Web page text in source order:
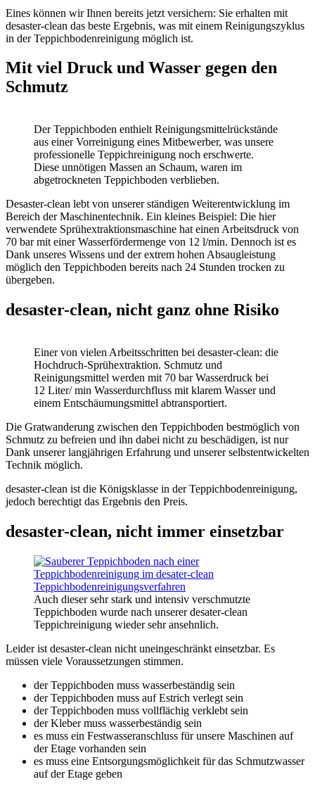
Eines können wir Ihnen bereits jetzt versichern: Sie erhalten mit
desaster-clean das beste Ergebnis, was mit einem Reinigungszyklus
in der Teppichbodenreinigung möglich ist.
Mit viel Druck und Wasser gegen den
Schmutz
Der Teppichboden enthielt Reinigungsmittelrückstände
aus einer Vorreinigung eines Mitbewerber, was unsere
professionelle Teppichreinigung noch erschwerte.
Diese unnötigen Massen an Schaum, waren im
abgetrockneten Teppichboden verblieben.
Desaster-clean lebt von unserer ständigen Weiterentwicklung im
Bereich der Maschinentechnik. Ein kleines Beispiel: Die hier
verwendete Sprühextraktionsmaschine hat einen Arbeitsdruck von
70 bar mit einer Wasserfördermenge von 12 l/min. Dennoch ist es
Dank unseres Wissens und der extrem hohen Absaugleistung
möglich den Teppichboden bereits nach 24 Stunden trocken zu
übergeben.
desaster-clean, nicht ganz ohne Risiko
Einer von vielen Arbeitsschritten bei desaster-clean: die
Hochdruch-Sprühextraktion. Schmutz und
Reinigungsmittel werden mit 70 bar Wasserdruck bei
12 Liter/ min Wasserdurchfluss mit klarem Wasser und
einem Entschäumungsmittel abtransportiert.
Die Gratwanderung zwischen den Teppichboden bestmöglich von
Schmutz zu befreien und ihn dabei nicht zu beschädigen, ist nur
Dank unserer langjährigen Erfahrung und unserer selbstentwickelten
Technik möglich.
desaster-clean ist die Königsklasse in der Teppichbodenreinigung,
jedoch berechtigt das Ergebnis den Preis.
desaster-clean, nicht immer einsetzbar
Auch dieser sehr stark und intensiv verschmutzte
Teppichboden wurde nach unserer desater-clean
Teppichreinigung wieder sehr ansehnlich.
Leider ist desaster-clean nicht uneingeschränkt einsetzbar. Es
müssen viele Voraussetzungen stimmen.
der Teppichboden muss wasserbeständig sein
der Teppichboden muss auf Estrich verlegt sein
der Teppichboden muss vollflächig verklebt sein
der Kleber muss wasserbeständig sein
es muss ein Festwasseranschluss für unsere Maschinen auf
der Etage vorhanden sein
es muss eine Entsorgungsmöglichkeit für das Schmutzwasser
auf der Etage geben